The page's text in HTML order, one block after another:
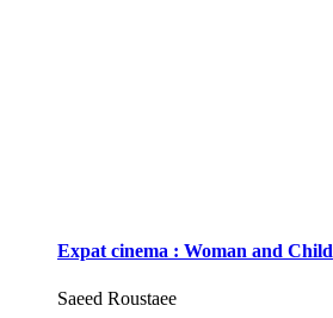
Expat cinema : Woman and Child
Saeed Roustaee